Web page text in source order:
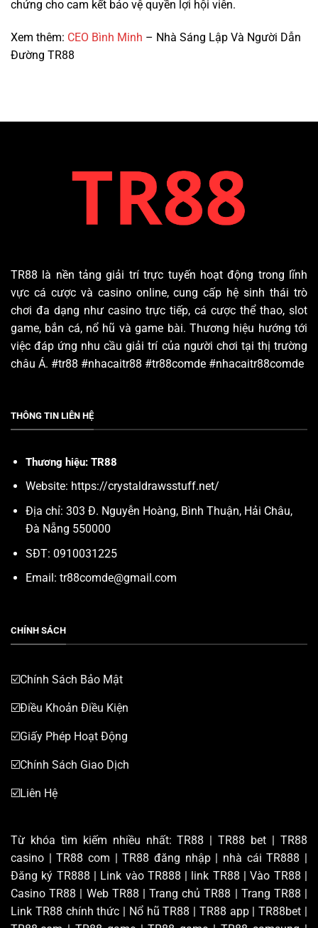
chứng cho cam kết bảo vệ quyền lợi hội viên.
Xem thêm: CEO Bình Minh – Nhà Sáng Lập Và Người Dẫn
Đường TR88
TR88 là nền tảng giải trí trực tuyến hoạt động trong lĩnh
vực cá cược và casino online, cung cấp hệ sinh thái trò
chơi đa dạng như casino trực tiếp, cá cược thể thao, slot
game, bắn cá, nổ hũ và game bài. Thương hiệu hướng tới
việc đáp ứng nhu cầu giải trí của người chơi tại thị trường
châu Á. #tr88 #nhacaitr88 #tr88comde #nhacaitr88comde
THÔNG TIN LIÊN HỆ
Thương hiệu: TR88
Website: https://crystaldrawsstuff.net/
Địa chỉ: 303 Đ. Nguyễn Hoàng, Bình Thuận, Hải Châu,
Đà Nẵng 550000
SĐT: 0910031225
Email: tr88comde@gmail.com
CHÍNH SÁCH
☑️Chính Sách Bảo Mật
☑️Điều Khoản Điều Kiện
☑️Giấy Phép Hoạt Động
☑️Chính Sách Giao Dịch
☑️Liên Hệ
Từ khóa tìm kiếm nhiều nhất: TR88 | TR88 bet | TR88
casino | TR88 com | TR88 đăng nhập | nhà cái TR888 |
Đăng ký TR888 | Link vào TR888 | link TR88 | Vào TR88 |
Casino TR88 | Web TR88 | Trang chủ TR88 | Trang TR88 |
Link TR88 chính thức | Nổ hũ TR88 | TR88 app | TR88bet |